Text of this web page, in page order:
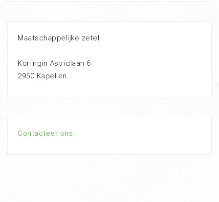
Maatschappelijke zetel
Koningin Astridlaan 6
2950 Kapellen
Contacteer ons